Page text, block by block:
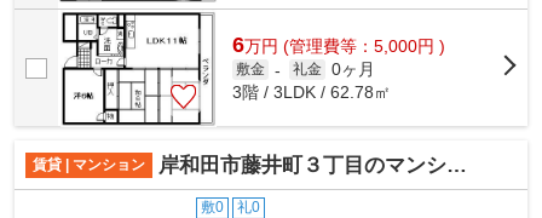
6万円 (管理費等：5,000円 )
敷金 - 礼金 0ヶ月
3階 / 3LDK / 62.78㎡
賃貸 | マンション 岸和田市藤井町３丁目のマンション
敷0 礼0